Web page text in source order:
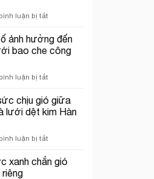
cho
thi
công
luận bị tắt
ứng
dụng
của
vuông
trong
nông
ảnh hưởng đến
bao che công
luận bị tắt
yếu
tố
ảnh
của
lưới
chịu gió giữa
lưới dệt kim Hàn
luận bị tắt
sánh
sức
xanh chắn gió